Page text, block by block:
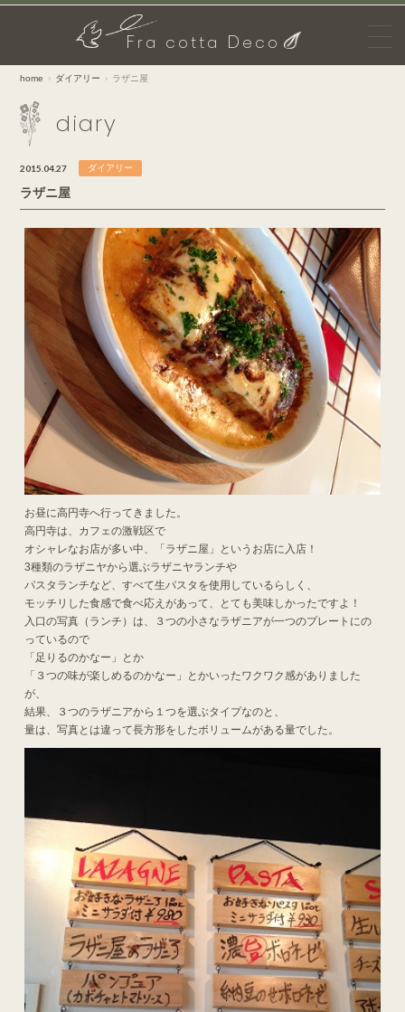
Fra cotta D eco
home ダイアリー ラザニ屋
diary
2015.04.27 ダイアリー
ラザニ屋
お昼に高円寺へ行ってきました。
高円寺は、カフェの激戦区で
オシャレなお店が多い中、「ラザニ屋」というお店に入店！
3種類のラザニヤから選ぶラザニヤランチや
パスタランチなど、すべて生パスタを使用しているらしく、
モッチリした食感で食べ応えがあって、とても美味しかったですよ！
入口の写真（ランチ）は、３つの小さなラザニアが一つのプレートにの
っているので
「足りるのかなー」とか
「３つの味が楽しめるのかなー」とかいったワクワク感がありました
が、
結果、３つのラザニアから１つを選ぶタイプなのと、
量は、写真とは違って長方形をしたボリュームがある量でした。